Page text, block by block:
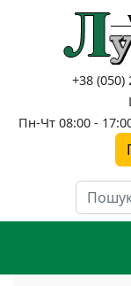
+38 (050)
Пн-Чт 08:00 -
Пошук